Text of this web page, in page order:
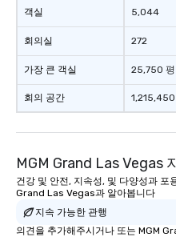
객실
회의실
가장 큰 객실
회의 공간
5,044
272
25,750 평
MGM Grand Las Vegas
건강 및 안전, 지속성, 및 다양성과 포
Grand Las Vegas과 알아봅니다
지속 가능한 관행
의견을 추가해주시거나 또는 MGM